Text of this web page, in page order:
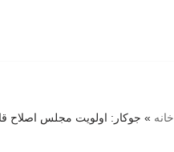
خانه » جوکار: اولویت مجلس اصلاح